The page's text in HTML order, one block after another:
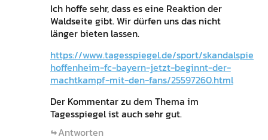
Ich hoffe sehr, dass es eine Reaktion der
Waldseite gibt. Wir dürfen uns das nicht
länger bieten lassen.
https://www.tagesspiegel.de/sport/skandalspiel-
hoffenheim-fc-bayern-jetzt-beginnt-der-
machtkampf-mit-den-fans/25597260.html
Der Kommentar zu dem Thema im
Tagesspiegel ist auch sehr gut.
Antworten